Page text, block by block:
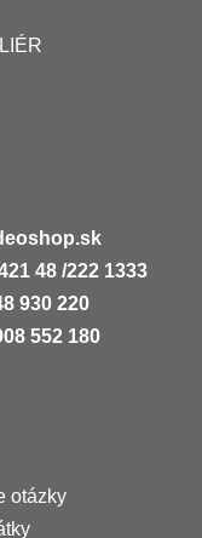
48 /222 1333
930 220
552 180
otázky